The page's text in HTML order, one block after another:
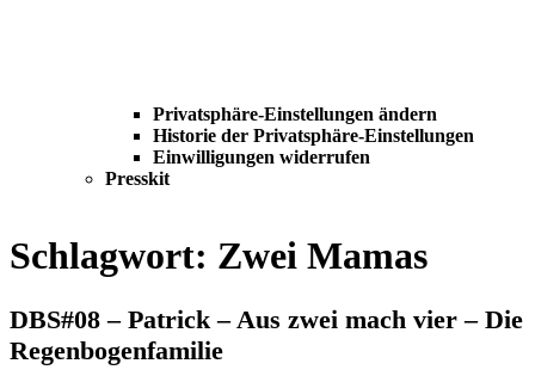
Privatsphäre-Einstellungen ändern
Historie der Privatsphäre-Einstellungen
Einwilligungen widerrufen
Presskit
Schlagwort: Zwei Mamas
DBS#08 – Patrick – Aus zwei mach vier – Die
Regenbogenfamilie